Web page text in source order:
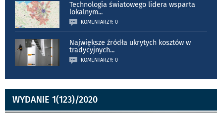
Technologia światowego lidera wsparta
lokalnym...
KOMENTARZY: 0
Największe źródła ukrytych kosztów w
tradycyjnych...
KOMENTARZY: 0
WYDANIE 1(123)/2020